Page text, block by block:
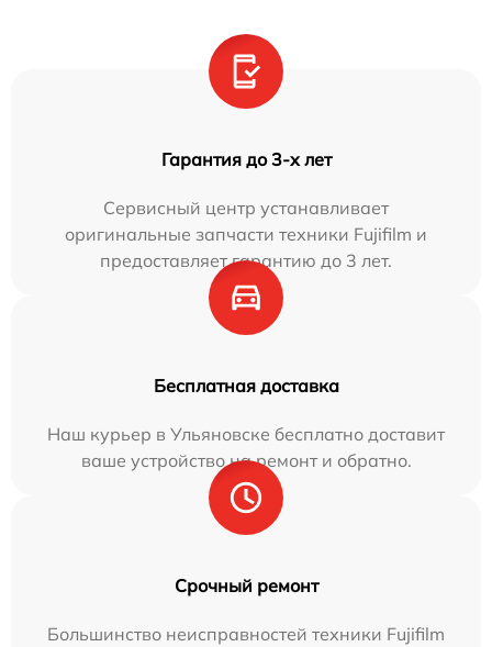
Гарантия до 3-х лет
Сервисный центр устанавливает
оригинальные запчасти техники Fujifilm и
предоставляет гарантию до 3 лет.
Бесплатная доставка
Наш курьер в Ульяновске бесплатно доставит
ваше устройство на ремонт и обратно.
Срочный ремонт
Большинство неисправностей техники Fujifilm